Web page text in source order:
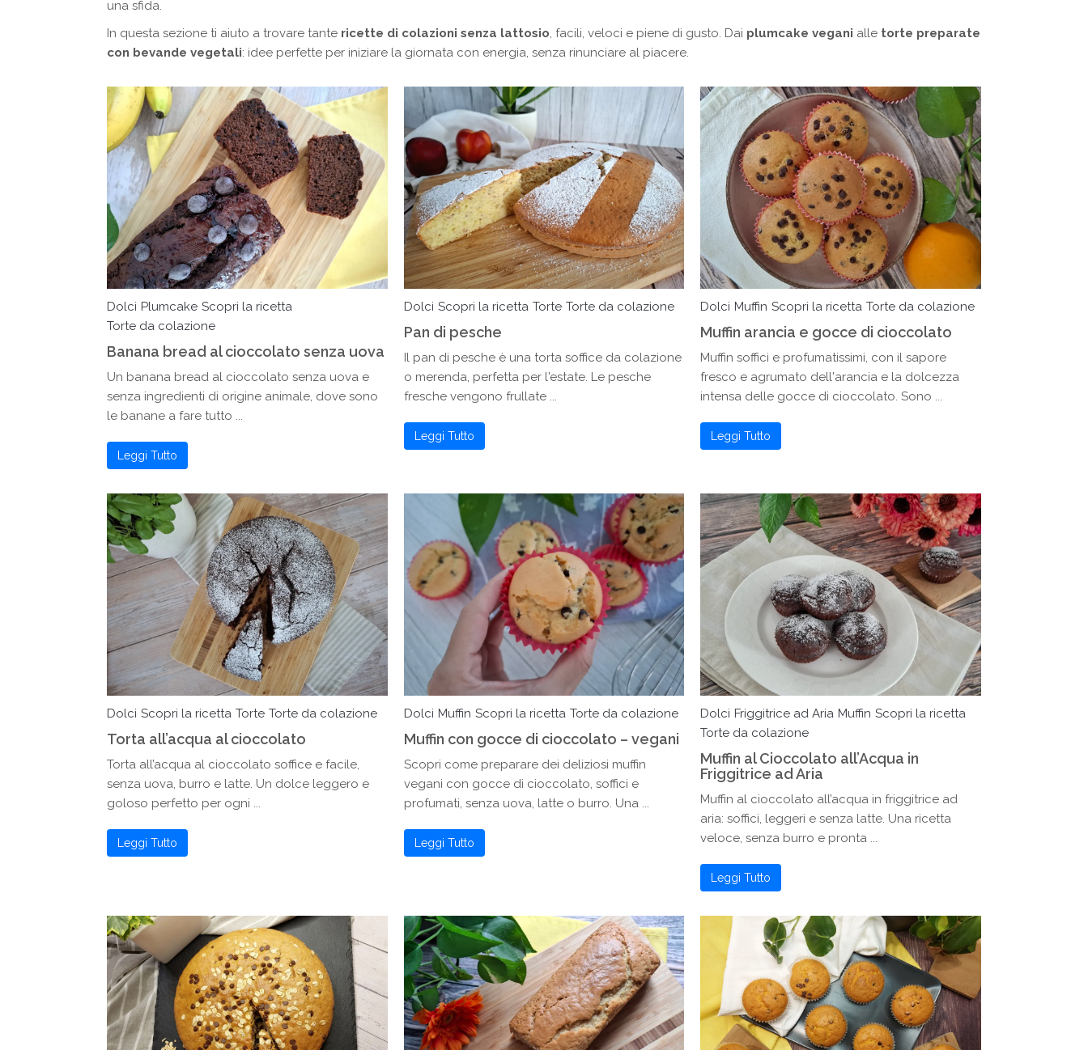
Sughi, salse, creme e
basi
Ricette con Friggitrice ad
Raccolte
Ricette tipiche regionali
Ricette dal Mondo
Raccolte
Ricette tipiche regionali
Ricette dal Mondo
una sfida.
In questa sezione ti aiuto a trovare tante ricette di colazioni senza lattosio, facili, veloci e piene di gusto. Dai plumcake vegani alle torte preparate
con bevande vegetali: idee perfette per iniziare la giornata con energia, senza rinunciare al piacere.
Dolci Plumcake Scopri la ricetta
Torte da colazione
Banana bread al cioccolato senza uova
Un banana bread al cioccolato senza uova e
senza ingredienti di origine animale, dove sono
le banane a fare tutto ...
Leggi Tutto
Dolci Scopri la ricetta Torte Torte da colazione
Pan di pesche
Il pan di pesche è una torta soffice da colazione
o merenda, perfetta per l'estate. Le pesche
fresche vengono frullate ...
Leggi Tutto
Dolci Muffin Scopri la ricetta Torte da colazione
Muffin arancia e gocce di cioccolato
Muffin soffici e profumatissimi, con il sapore
fresco e agrumato dell'arancia e la dolcezza
intensa delle gocce di cioccolato. Sono ...
Leggi Tutto
Dolci Scopri la ricetta Torte Torte da colazione
Torta all’acqua al cioccolato
Torta all’acqua al cioccolato soffice e facile,
senza uova, burro e latte. Un dolce leggero e
goloso perfetto per ogni ...
Leggi Tutto
Dolci Muffin Scopri la ricetta Torte da colazione
Muffin con gocce di cioccolato – vegani
Scopri come preparare dei deliziosi muffin
vegani con gocce di cioccolato, soffici e
profumati, senza uova, latte o burro. Una ...
Leggi Tutto
Dolci Friggitrice ad Aria Muffin Scopri la ricetta
Torte da colazione
Muffin al Cioccolato all’Acqua in
Friggitrice ad Aria
Muffin al cioccolato all’acqua in friggitrice ad
aria: soffici, leggeri e senza latte. Una ricetta
veloce, senza burro e pronta ...
Leggi Tutto